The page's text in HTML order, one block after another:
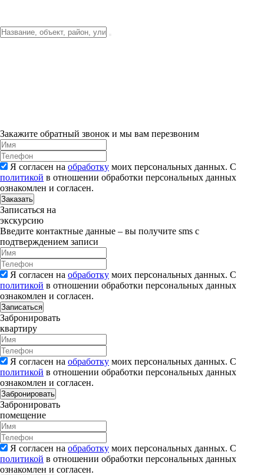
Закажите обратный звонок и мы вам перезвоним
Я согласен на обработку моих персональных данных. С
политикой в отношении обработки персональных данных
ознакомлен и согласен.
Заказать
Записаться на
экскурсию
Введите контактные данные – вы получите sms с
подтверждением записи
Я согласен на обработку моих персональных данных. С
политикой в отношении обработки персональных данных
ознакомлен и согласен.
Записаться
Забронировать
квартиру
Я согласен на обработку моих персональных данных. С
политикой в отношении обработки персональных данных
ознакомлен и согласен.
Забронировать
Забронировать
помещение
Я согласен на обработку моих персональных данных. С
политикой в отношении обработки персональных данных
ознакомлен и согласен.